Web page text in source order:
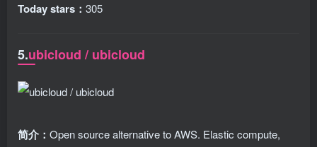
Today stars： 305
5.ubicloud / ubicloud
简介： Open source alternative to AWS. Elastic compute,